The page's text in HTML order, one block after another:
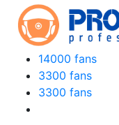
14000 fans
3300 fans
3300 fans